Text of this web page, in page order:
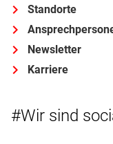
Standorte
Newsletter
Karriere
#Wir sind